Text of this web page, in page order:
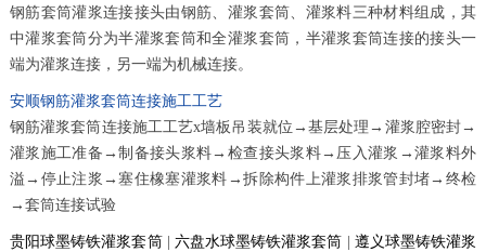
钢筋套筒灌浆连接接头由钢筋、灌浆套筒、灌浆料三种材料组成，其
中灌浆套筒分为半灌浆套筒和全灌浆套筒，半灌浆套筒连接的接头一
端为灌浆连接，另一端为机械连接。
安顺钢筋灌浆套筒连接施工工艺
钢筋灌浆套筒连接施工工艺x墙板吊装就位→基层处理→灌浆腔密封→
灌浆施工准备→制备接头浆料→检查接头浆料→压入灌浆→灌浆料外
溢→停止注浆→塞住橡塞灌浆料→拆除构件上灌浆排浆管封堵→终检
→套筒连接试验
贵阳球墨铸铁灌浆套筒| 六盘水球墨铸铁灌浆套筒
遵义球墨铸铁灌浆